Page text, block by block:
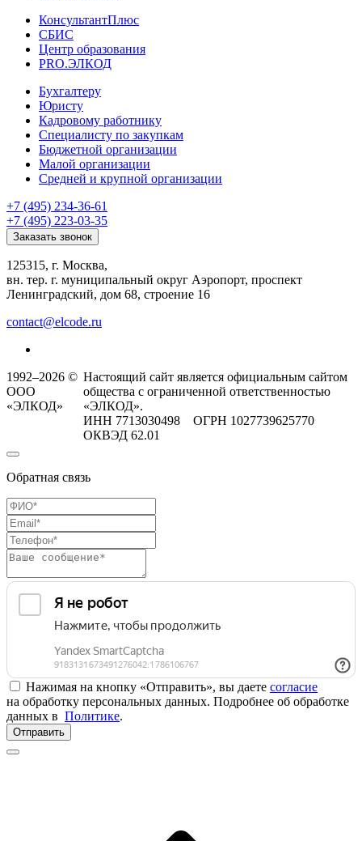
КонсультантПлюс
СБИС
Центр образования
PRO.ЭЛКОД
Бухгалтеру
Юристу
Кадровому работнику
Специалисту по закупкам
Бюджетной организации
Малой организации
Средней и крупной организации
+7 (495) 234-36-61
+7 (495) 223-03-35
Заказать звонок
125315, г. Москва,
вн. тер. г. муниципальный округ Аэропорт, проспект
Ленинградский, дом 68, строение 16
contact@elcode.ru
1992–2026 ©
ООО
«ЭЛКОД»
Настоящий сайт является официальным сайтом
общества с ограниченной ответственностью
«ЭЛКОД».
ИНН 7713030498 ОГРН 1027739625770
ОКВЭД 62.01
Обратная связь
Нажимая на кнопку «Отправить», вы даете согласие
на обработку персональных данных. Подробнее об обработке
данных в Политике.
Отправить